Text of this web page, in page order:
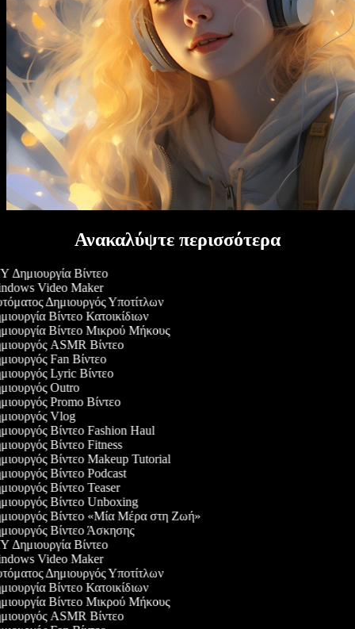
Ανακαλύψτε περισσότερα
Δημιουργία Βίντεο
Video Maker
Δημιουργός Υποτίτλων
Βίντεο Κατοικίδιων
Βίντεο Μικρού Μήκους
ASMR Βίντεο
Fan Βίντεο
Lyric Βίντεο
Outro
Promo Βίντεο
Vlog
Βίντεο Fashion Haul
Βίντεο Fitness
Βίντεο Makeup Tutorial
Βίντεο Podcast
Βίντεο Teaser
Βίντεο Unboxing
Βίντεο «Μία Μέρα στη Ζωή»
Βίντεο Άσκησης
Δημιουργία Βίντεο
Video Maker
Δημιουργός Υποτίτλων
Βίντεο Κατοικίδιων
Βίντεο Μικρού Μήκους
ASMR Βίντεο